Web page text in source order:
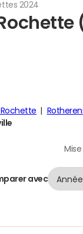
2024
avec